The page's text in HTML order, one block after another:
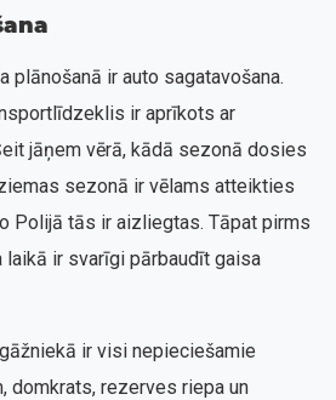
plānošanā ir auto sagatavošana.
ir aprīkots ar
jāņem vērā, kādā sezonā dosies
sezonā ir vēlams atteikties
Polijā tās ir aizliegtas. Tāpat pirms
laikā ir svarīgi pārbaudīt gaisa
ir visi nepieciešamie
domkrats, rezerves riepa un